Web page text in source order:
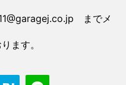
までメ
ます。